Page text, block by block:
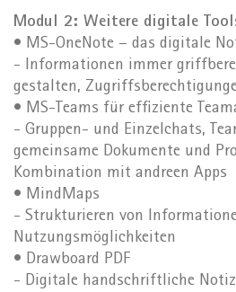
Modul 2: Weitere digitale
• MS-OneNote – das digitale
- Informationen immer
gestalten,
• MS-Teams für effiziente
- Gruppen- und Einzelchats,
gemeinsame Dokumente und
Kombination mit andreen Apps
• MindMaps
- Strukturieren von
Nutzungsmöglichkeiten
• Drawboard PDF
- Digitale handschriftliche